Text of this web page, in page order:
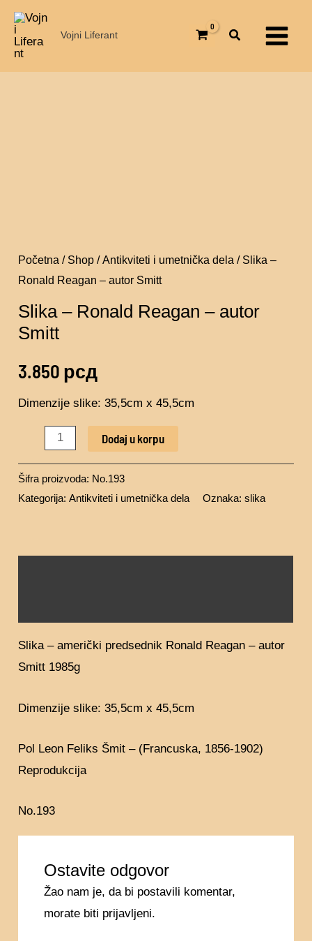
Pređi
sadržaj
Vojni Liferant
Menu
Početna / Shop /Antikviteti i umetnička dela / Slika –
Ronald Reagan – autor Smitt
Slika – Ronald Reagan – autor
Smitt
3.850 рсд
Dimenzije slike: 35,5cm x 45,5cm
količina
Dodaj u korpu
Šifra proizvoda: No.193
Kategorija:Antikviteti i umetnička dela Oznaka:slika
Slika – američki predsednik Ronald Reagan – autor
Smitt 1985g
Dimenzije slike: 35,5cm x 45,5cm
Pol Leon Feliks Šmit – (Francuska, 1856-1902)
Reprodukcija
No.193
Ostavite odgovor
Žao nam je, da bi postavili komentar,
morate biti prijavljeni.
Ronald
Reagan
-
autor